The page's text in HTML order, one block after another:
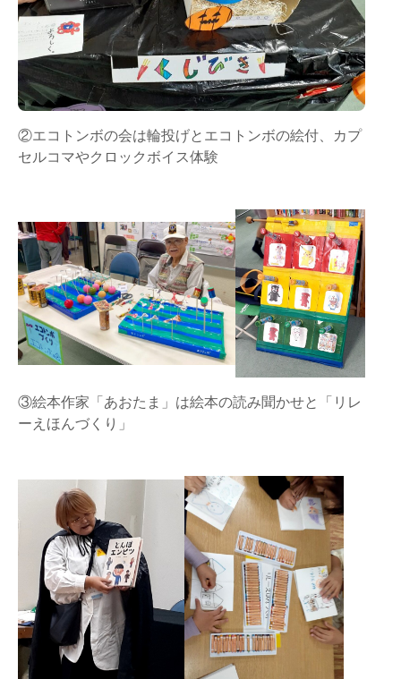
②エコトンボの会は輪投げとエコトンボの絵付、カプ
セルコマやクロックボイス体験
③絵本作家「あおたま」は絵本の読み聞かせと「リレ
ーえほんづくり」